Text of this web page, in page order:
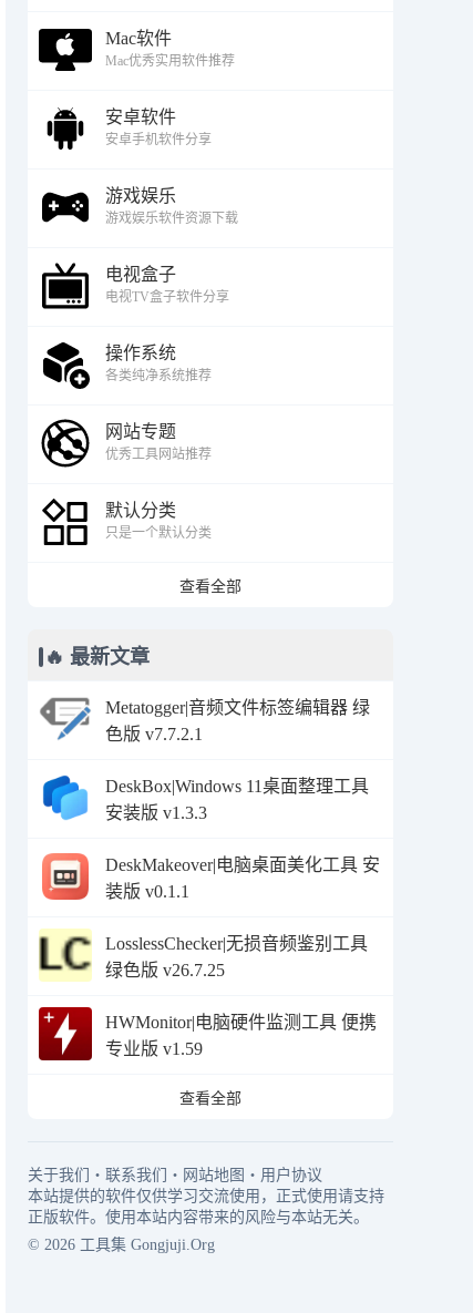
Mac软件
Mac优秀实用软件推荐
安卓软件
安卓手机软件分享
游戏娱乐
游戏娱乐软件资源下载
电视盒子
电视TV盒子软件分享
操作系统
各类纯净系统推荐
网站专题
优秀工具网站推荐
默认分类
只是一个默认分类
查看全部
🔥 最新文章
Metatogger|音频文件标签编辑器 绿
色版 v7.7.2.1
DeskBox|Windows 11桌面整理工具
安装版 v1.3.3
DeskMakeover|电脑桌面美化工具 安
装版 v0.1.1
LosslessChecker|无损音频鉴别工具
绿色版 v26.7.25
HWMonitor|电脑硬件监测工具 便携
专业版 v1.59
查看全部
关于我们 ・ 联系我们 ・ 网站地图 ・ 用户协议
本站提供的软件仅供学习交流使用，正式使用请支持
正版软件。使用本站内容带来的风险与本站无关。
© 2026 工具集 Gongjuji.Org